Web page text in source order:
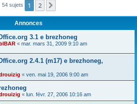
c
54 sujets 1 2
Annonces
3.1 e brezhoneg
« mar. mars 31, 2009 9:10 am
2.4.1 (m17) e brezhoneg,
« ven. mai 19, 2006 9:00 am
« lun. févr. 27, 2006 10:16 am